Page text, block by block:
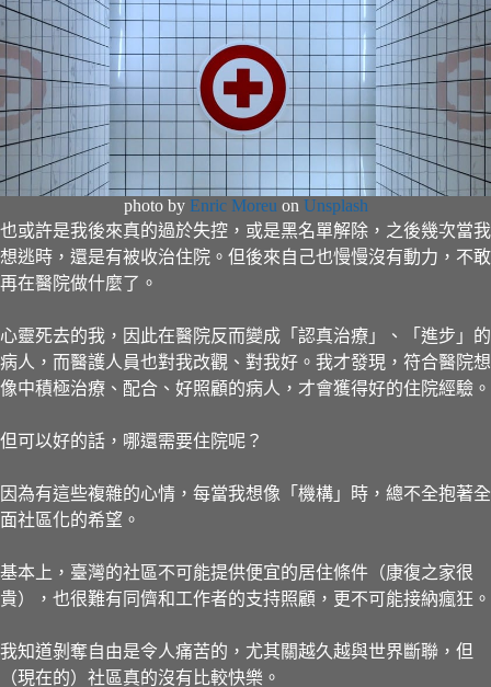
photo by Enric Moreuon Unsplash
也或許是我後來真的過於失控，或是黑名單解除，之後幾次當我
想逃時，還是有被收治住院。但後來自己也慢慢沒有動力，不敢
再在醫院做什麼了。
心靈死去的我，因此在醫院反而變成「認真治療」、「進步」的
病人，而醫護人員也對我改觀、對我好。我才發現，符合醫院想
像中積極治療、配合、好照顧的病人，才會獲得好的住院經驗。
但可以好的話，哪還需要住院呢？
因為有這些複雜的心情，每當我想像「機構」時，總不全抱著全
面社區化的希望。
基本上，臺灣的社區不可能提供便宜的居住條件（康復之家很
貴），也很難有同儕和工作者的支持照顧，更不可能接納瘋狂。
我知道剝奪自由是令人痛苦的，尤其關越久越與世界斷聯，但
（現在的）社區真的沒有比較快樂。